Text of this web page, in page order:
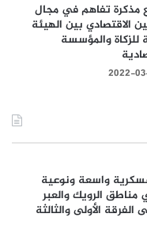
مذكرة تفاهم في مجال
الاقتصادي بين الهيئة
للزكاة والمؤسسة
2022-
واسعة ونوعية
الرويك والعبر
الأولى والثالثة